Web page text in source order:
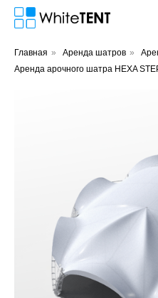
Главная » Аренда шатров »
Аренда арочного шатра HEXA